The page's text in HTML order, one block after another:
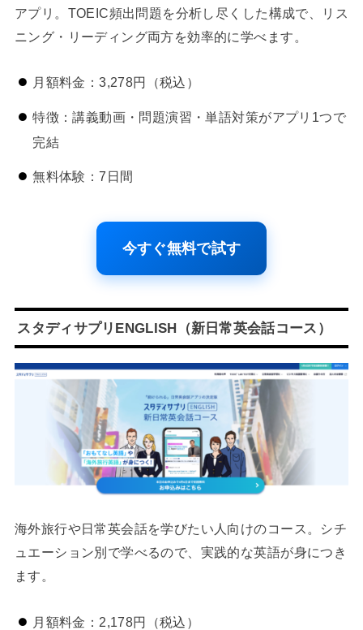
アプリ。TOEIC頻出問題を分析し尽くした構成で、リス
ニング・リーディング両方を効率的に学べます。
月額料金：3,278円（税込）
特徴：講義動画・問題演習・単語対策がアプリ1つで
完結
無料体験：7日間
今すぐ無料で試す
スタディサプリENGLISH（新日常英会話コース）
海外旅行や日常英会話を学びたい人向けのコース。シチ
ュエーション別で学べるので、実践的な英語が身につき
ます。
月額料金：2,178円（税込）